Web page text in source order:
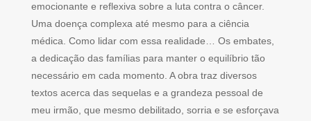
emocionante e reflexiva sobre a luta contra o câncer.
Uma doença complexa até mesmo para a ciência
médica. Como lidar com essa realidade… Os embates,
a dedicação das famílias para manter o equilíbrio tão
necessário em cada momento. A obra traz diversos
textos acerca das sequelas e a grandeza pessoal de
meu irmão, que mesmo debilitado, sorria e se esforçava